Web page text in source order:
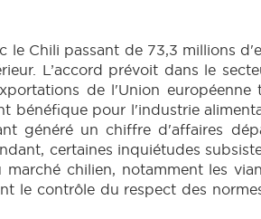
le Chili passant de 73,3 millions
L’accord prévoit dans le
de l'Union européenne
bénéfique pour l'industrie
généré un chiffre d'affaires
certaines inquiétudes
chilien, notamment les
le contrôle du respect des